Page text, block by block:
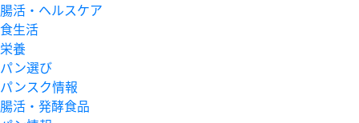
腸活・ヘルスケア
食生活
栄養
パン選び
パンスク情報
腸活・発酵食品